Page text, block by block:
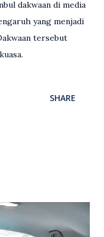
dakwaan di media
yang menjadi
tersebut
SHARE